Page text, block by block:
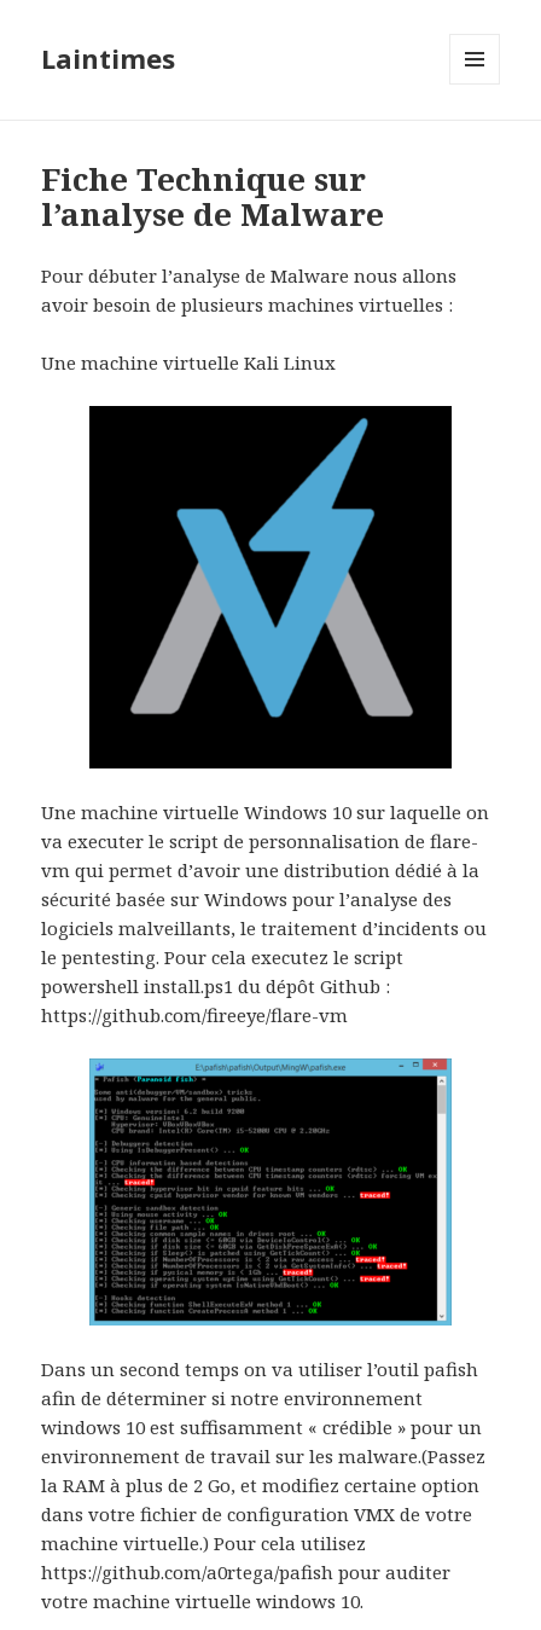
Laintimes
Fiche Technique sur
l’analyse de Malware
Pour débuter l’analyse de Malware nous allons
avoir besoin de plusieurs machines virtuelles :
Une machine virtuelle Kali Linux
Une machine virtuelle Windows 10 sur laquelle on
va executer le script de personnalisation de flare-
vm qui permet d’avoir une distribution dédié à la
sécurité basée sur Windows pour l’analyse des
logiciels malveillants, le traitement d’incidents ou
le pentesting. Pour cela executez le script
powershell install.ps1 du dépôt Github :
https://github.com/fireeye/flare-vm
Dans un second temps on va utiliser l’outil pafish
afin de déterminer si notre environnement
windows 10 est suffisamment « crédible » pour un
environnement de travail sur les malware.(Passez
la RAM à plus de 2 Go, et modifiez certaine option
dans votre fichier de configuration VMX de votre
machine virtuelle.) Pour cela utilisez
https://github.com/a0rtega/pafish pour auditer
votre machine virtuelle windows 10.